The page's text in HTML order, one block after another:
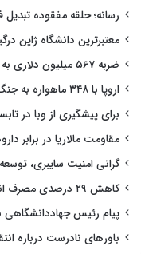
رسانه؛ حلقه مفقوده
معتبرترین دانشگاه ژاپن
ضربه ۵۶۷ میلیون دلاری به متا؛ اینستاگرام زیر تیغ دادگاه
اروپا با ۳۴۸ ماهواره به جنگ انحصار استارلینک می‌رود
برای پیشگیری از وبا در
مقاومت مالاریا در برابر
گرانی امنیت سایبری،
کاهش ۲۹ درصدی مصرف انرژی ساختمان‌ها با یک طراحی هوشمند
پیام رئیس جهاددانشگاهی
باورهای نادرست درباره